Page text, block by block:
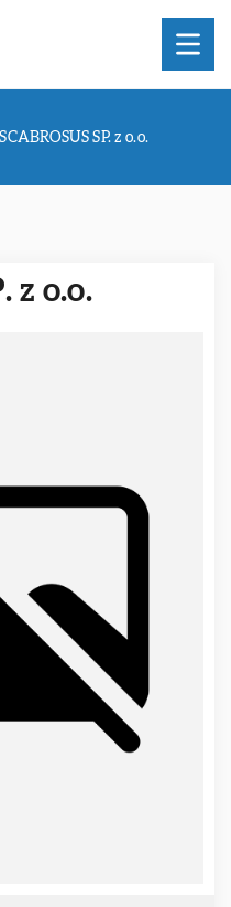
SCABROSUS SP. z o.o.
z o.o.